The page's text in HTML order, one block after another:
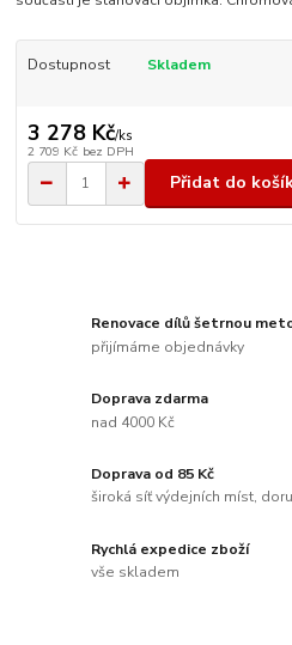
Dostupnost Skladem
3 278 Kč/ks
2 709 Kč bez DPH
Přidat do
Renovace dílů šetrnou
přijímáme objednávky
Doprava zdarma
nad 4000 Kč
Doprava od 85 Kč
široká síť výdejních míst,
Rychlá expedice zboží
vše skladem